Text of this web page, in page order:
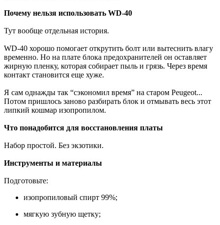
Почему нельзя использовать WD-40
Тут вообще отдельная история.
WD-40 хорошо помогает открутить болт или вытеснить влагу
временно. Но на плате блока предохранителей он оставляет
жирную пленку, которая собирает пыль и грязь. Через время
контакт становится еще хуже.
Я сам однажды так “сэкономил время” на старом Peugeot...
Потом пришлось заново разбирать блок и отмывать весь этот
липкий кошмар изопропилом.
Что понадобится для восстановления платы
Набор простой. Без экзотики.
Инструменты и материалы
Подготовьте:
изопропиловый спирт 99%;
мягкую зубную щетку;